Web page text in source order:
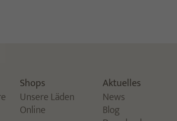
Shops
Unsere Läden
Online
Aktuelles
News
Blog